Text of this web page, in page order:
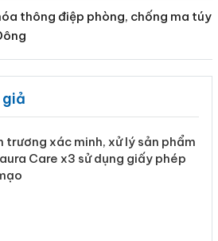
thông điệp phòng, chống ma túy
giả
trương xác minh, xử lý sản phẩm
Care x3 sử dụng giấy phép